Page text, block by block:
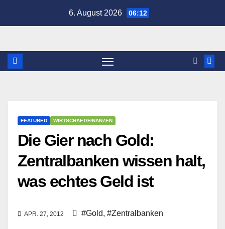
6. August 2026 06:12
FEATURED WIRTSCHAFT/FINANZEN
Die Gier nach Gold:
Zentralbanken wissen halt,
was echtes Geld ist
APR. 27, 2012 #Gold, #Zentralbanken